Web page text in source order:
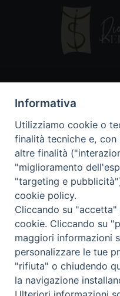
86170 Isernia
086550849
I
Copyright © 2018 -
90008750946).
Tutti i diritti sono
Informativa
Utilizziamo cookie o
finalità tecniche e,
altre finalità
"miglioramento
"targeting e
cookie policy.
Cliccando su
cookie. Cliccando su
maggiori informazioni
personalizzare le tue
"rifiuta" o chiudendo
la navigazione